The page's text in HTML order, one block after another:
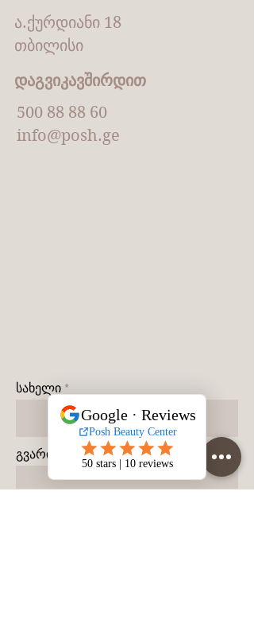
ა.ქურდიანი 18
თბილისი
დაგვიკავშირდით
500 88 88 60
info@posh.ge
სახელი
გვარი